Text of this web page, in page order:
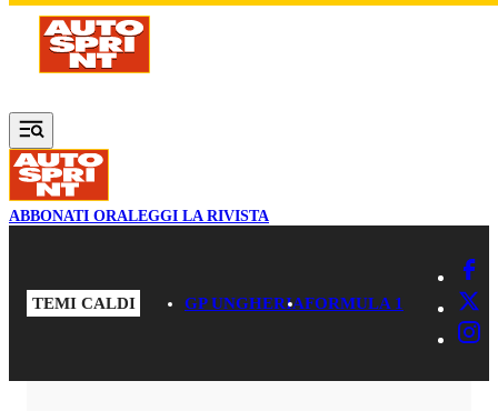
Vai al contenuto principale
ABBONATI ORALEGGI LA RIVISTA
TEMI CALDI GP UNGHERIAFORMULA 1